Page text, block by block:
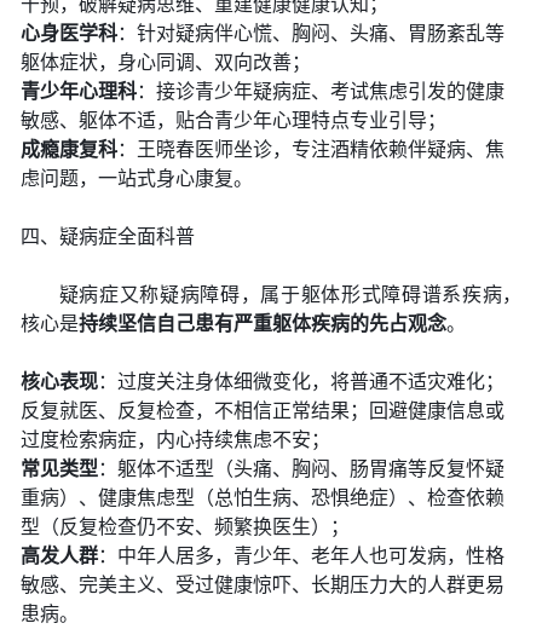
心身医学科：针对疑病伴心慌、胸闷、头痛、胃肠紊乱等
躯体症状，身心同调、双向改善；
青少年心理科：接诊青少年疑病症、考试焦虑引发的健康
敏感、躯体不适，贴合青少年心理特点专业引导；
成瘾康复科：王晓春医师坐诊，专注酒精依赖伴疑病、焦
虑问题，一站式身心康复。
四、疑病症全面科普
疑病症又称疑病障碍，属于躯体形式障碍谱系疾病，
核心是持续坚信自己患有严重躯体疾病的先占观念。
核心表现：过度关注身体细微变化，将普通不适灾难化；
反复就医、反复检查，不相信正常结果；回避健康信息或
过度检索病症，内心持续焦虑不安；
常见类型：躯体不适型（头痛、胸闷、肠胃痛等反复怀疑
重病）、健康焦虑型（总怕生病、恐惧绝症）、检查依赖
型（反复检查仍不安、频繁换医生）；
高发人群：中年人居多，青少年、老年人也可发病，性格
敏感、完美主义、受过健康惊吓、长期压力大的人群更易
患病。